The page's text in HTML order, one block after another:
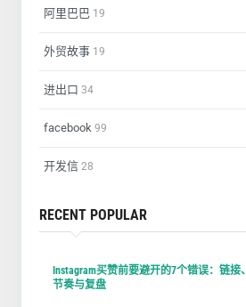
阿里巴巴 19
外贸故事 19
进出口 34
facebook 99
开发信 28
RECENT POPULAR
Instagram买赞前要避开的7个错误：链接、
节奏与复盘